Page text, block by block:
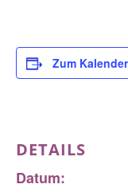
Zum
DETAILS
Datum: